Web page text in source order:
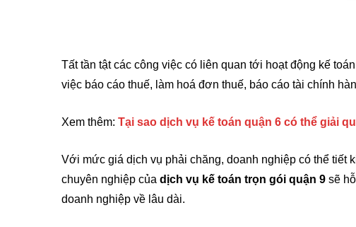
Tất tần tật các công việc có liên quan tới hoạt động kế
việc báo cáo thuế, làm hoá đơn thuế, báo cáo tài chính
Xem thêm: Tại sao dịch vụ kế toán quận 6 có thể giải
Với mức giá dịch vụ phải chăng, doanh nghiệp có thể tiết
chuyên nghiệp của dịch vụ kế toán trọn gói quận 9 sẽ
doanh nghiệp về lâu dài.